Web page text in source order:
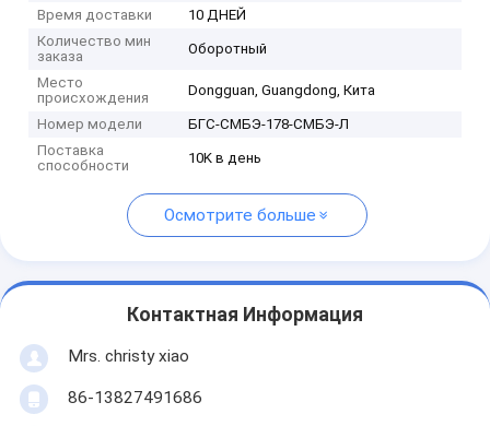
Время доставки
10 ДНЕЙ
Количество мин
заказа
Оборотный
Место
происхождения
Dongguan, Guangdong, Кита
Номер модели
БГС-СМБЭ-178-СМБЭ-Л
Поставка
способности
10K в день
Осмотрите больше
Контактная Информация
Mrs. christy xiao
86-13827491686